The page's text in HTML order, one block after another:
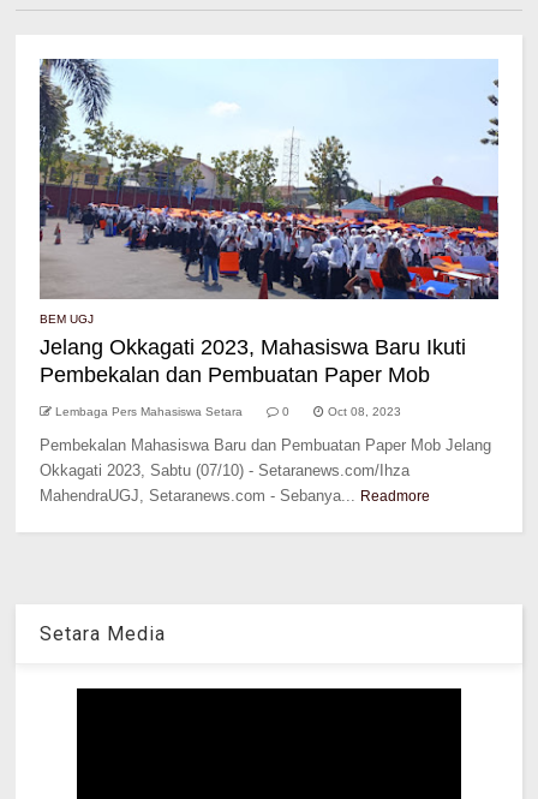
BEM UGJ
Jelang Okkagati 2023, Mahasiswa Baru Ikuti
Pembekalan dan Pembuatan Paper Mob
Lembaga Pers Mahasiswa Setara 0 Oct 08, 2023
Pembekalan Mahasiswa Baru dan Pembuatan Paper Mob Jelang
Okkagati 2023, Sabtu (07/10) - Setaranews.com/Ihza
MahendraUGJ, Setaranews.com - Sebanya... Readmore
Setara Media